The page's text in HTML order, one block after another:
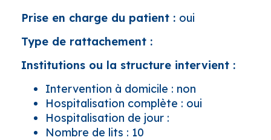
Prise en charge du patient : oui
Type de rattachement :
Institutions ou la structure intervient :
Intervention à domicile : non
Hospitalisation complète : oui
Hospitalisation de jour :
Nombre de lits : 10